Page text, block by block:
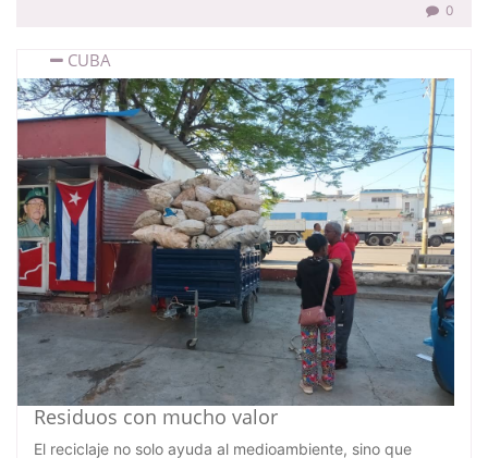
0
CUBA
Residuos con mucho valor
El reciclaje no solo ayuda al medioambiente, sino que